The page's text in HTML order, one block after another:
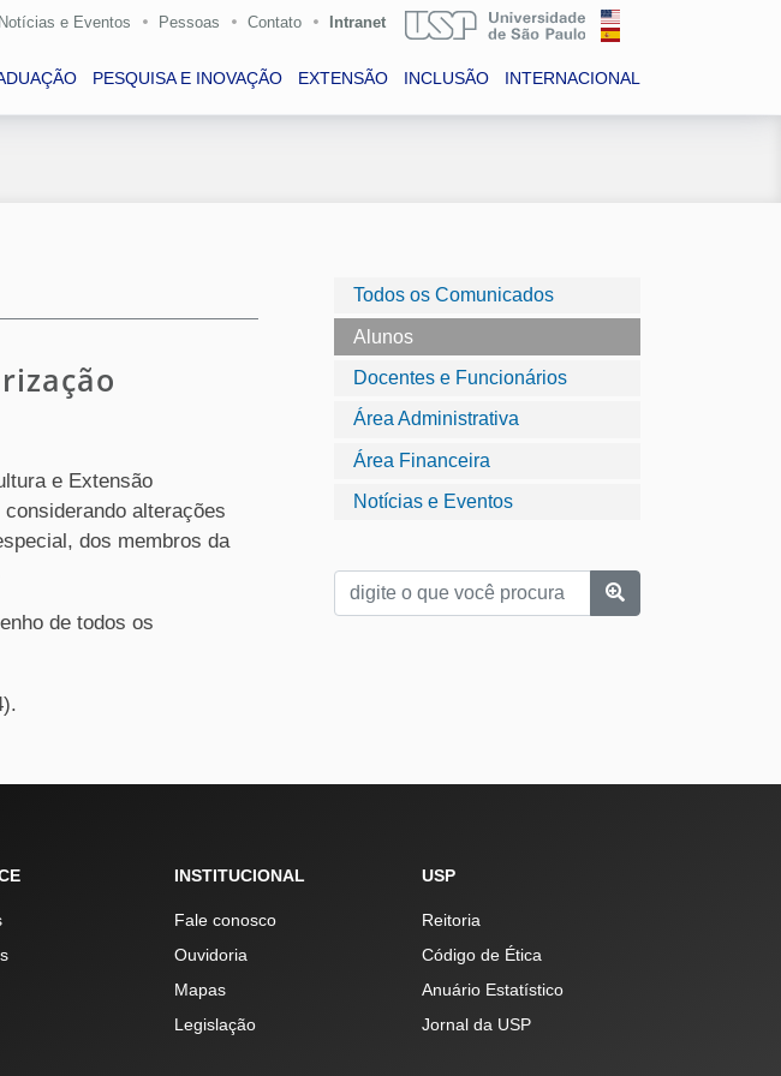
Notícias e Eventos Pessoas Contato Intranet
PESQUISA E INOVAÇÃO EXTENSÃO INCLUSÃO INTERNACIONAL
Todos os Comunicados
Alunos
Docentes e Funcionários
Área Administrativa
Área Financeira
Notícias e Eventos
e Extensão
alterações
dos membros da
de todos os
INSTITUCIONAL
Fale conosco
Ouvidoria
Mapas
Legislação
USP
Reitoria
Código de Ética
Anuário Estatístico
Jornal da USP